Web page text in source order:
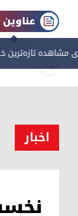
عناوین
مشاهده‌ تازه‌ترین
اخبار